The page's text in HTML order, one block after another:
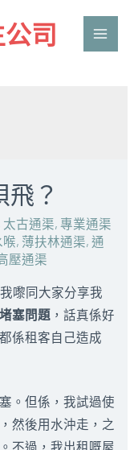
司
Main
？
太古通渠, 專業通渠
喉, 薄扶林通渠, 通
壓通渠
嚟同大家分享我
塞問題，話真係好
係租客自己造成
。但係，我試過使
然後用水沖走，之
不過，我出租嘅屋